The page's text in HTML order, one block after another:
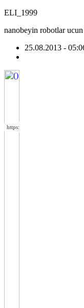
ELI_1999
nanobeyin robotlar
25.08.2013 -
https://wa.me/994552244433